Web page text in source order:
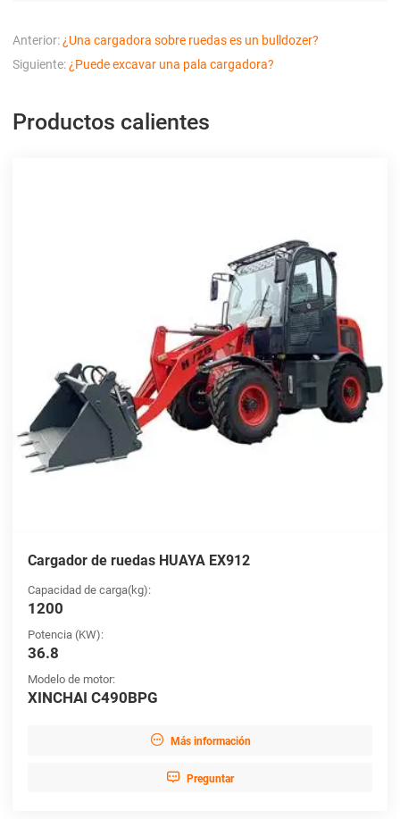
Anterior:¿Una cargadora sobre ruedas es un bulldozer?
Siguiente:¿Puede excavar una pala cargadora?
Productos calientes
Cargador de ruedas HUAYA EX912
Capacidad de carga(kg):
1200
Potencia (KW):
36.8
Modelo de motor:
XINCHAI C490BPG
 Más información
 Preguntar